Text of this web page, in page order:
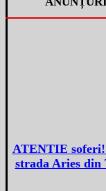
ATENTIE
strada Aries